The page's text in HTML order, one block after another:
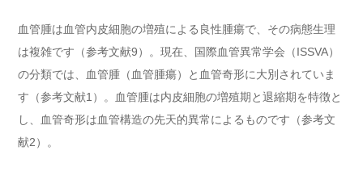
血管腫は血管内皮細胞の増殖による良性腫瘍で、その病態生理
は複雑です（参考文献9）。現在、国際血管異常学会（ISSVA）
の分類では、血管腫（血管腫瘍）と血管奇形に大別されていま
す（参考文献1）。血管腫は内皮細胞の増殖期と退縮期を特徴と
し、血管奇形は血管構造の先天的異常によるものです（参考文
献2）。